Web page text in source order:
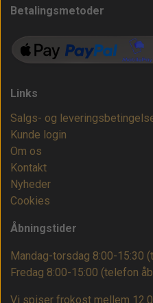
Betalingsmetoder
Links
Salgs- og
Kunde login
Om os
Kontakt
Nyheder
Cookies
Åbningstider
Mandag-torsdag 8:00-15:30
Fredag 8:00-15:00 (telefon
Vi spiser frokost mellem